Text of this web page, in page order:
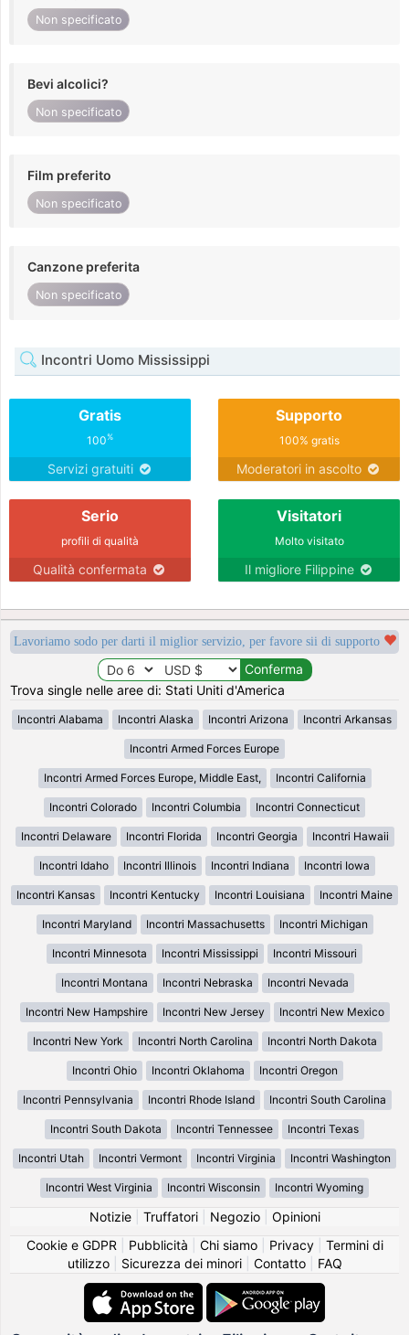
Non specificato
Bevi alcolici?
Non specificato
Film preferito
Non specificato
Canzone preferita
Non specificato
Incontri Uomo Mississippi
Gratis
100%
Servizi gratuiti
Supporto
100% gratis
Moderatori in ascolto
Serio
profili di qualità
Qualità confermata
Visitatori
Molto visitato
Il migliore Filippine
Lavoriamo sodo per darti il miglior servizio, per favore sii di supporto
Trova single nelle aree di: Stati Uniti d'America
Incontri Alabama Incontri Alaska Incontri Arizona Incontri Arkansas
Incontri Armed Forces Europe
Incontri Armed Forces Europe, Middle East, Incontri California
Incontri Colorado Incontri Columbia Incontri Connecticut
Incontri Delaware Incontri Florida Incontri Georgia Incontri Hawaii
Incontri Idaho Incontri Illinois Incontri Indiana Incontri Iowa
Incontri Kansas Incontri Kentucky Incontri Louisiana Incontri Maine
Incontri Maryland Incontri Massachusetts Incontri Michigan
Incontri Minnesota Incontri Mississippi Incontri Missouri
Incontri Montana Incontri Nebraska Incontri Nevada
Incontri New Hampshire Incontri New Jersey Incontri New Mexico
Incontri New York Incontri North Carolina Incontri North Dakota
Incontri Ohio Incontri Oklahoma Incontri Oregon
Incontri Pennsylvania Incontri Rhode Island Incontri South Carolina
Incontri South Dakota Incontri Tennessee Incontri Texas
Incontri Utah Incontri Vermont Incontri Virginia Incontri Washington
Incontri West Virginia Incontri Wisconsin Incontri Wyoming
Notizie| Truffatori| Negozio| Opinioni
Cookie e GDPR
Pubblicità Chi siamo| Privacy| Termini di
utilizzo| Sicurezza dei minori| Contatto| FAQ